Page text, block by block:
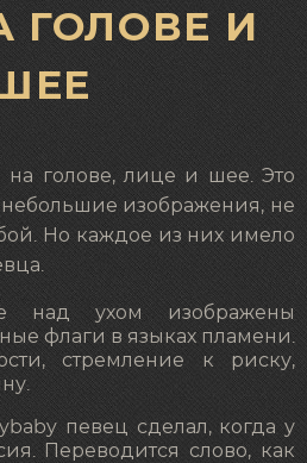
ГОЛОВЕ И
голове, лице и шее. Это
изображения, не
Но каждое из них имело
над ухом изображены
флаги в языках пламени.
стремление к риску,
певец сделал, когда у
Переводится слово, как